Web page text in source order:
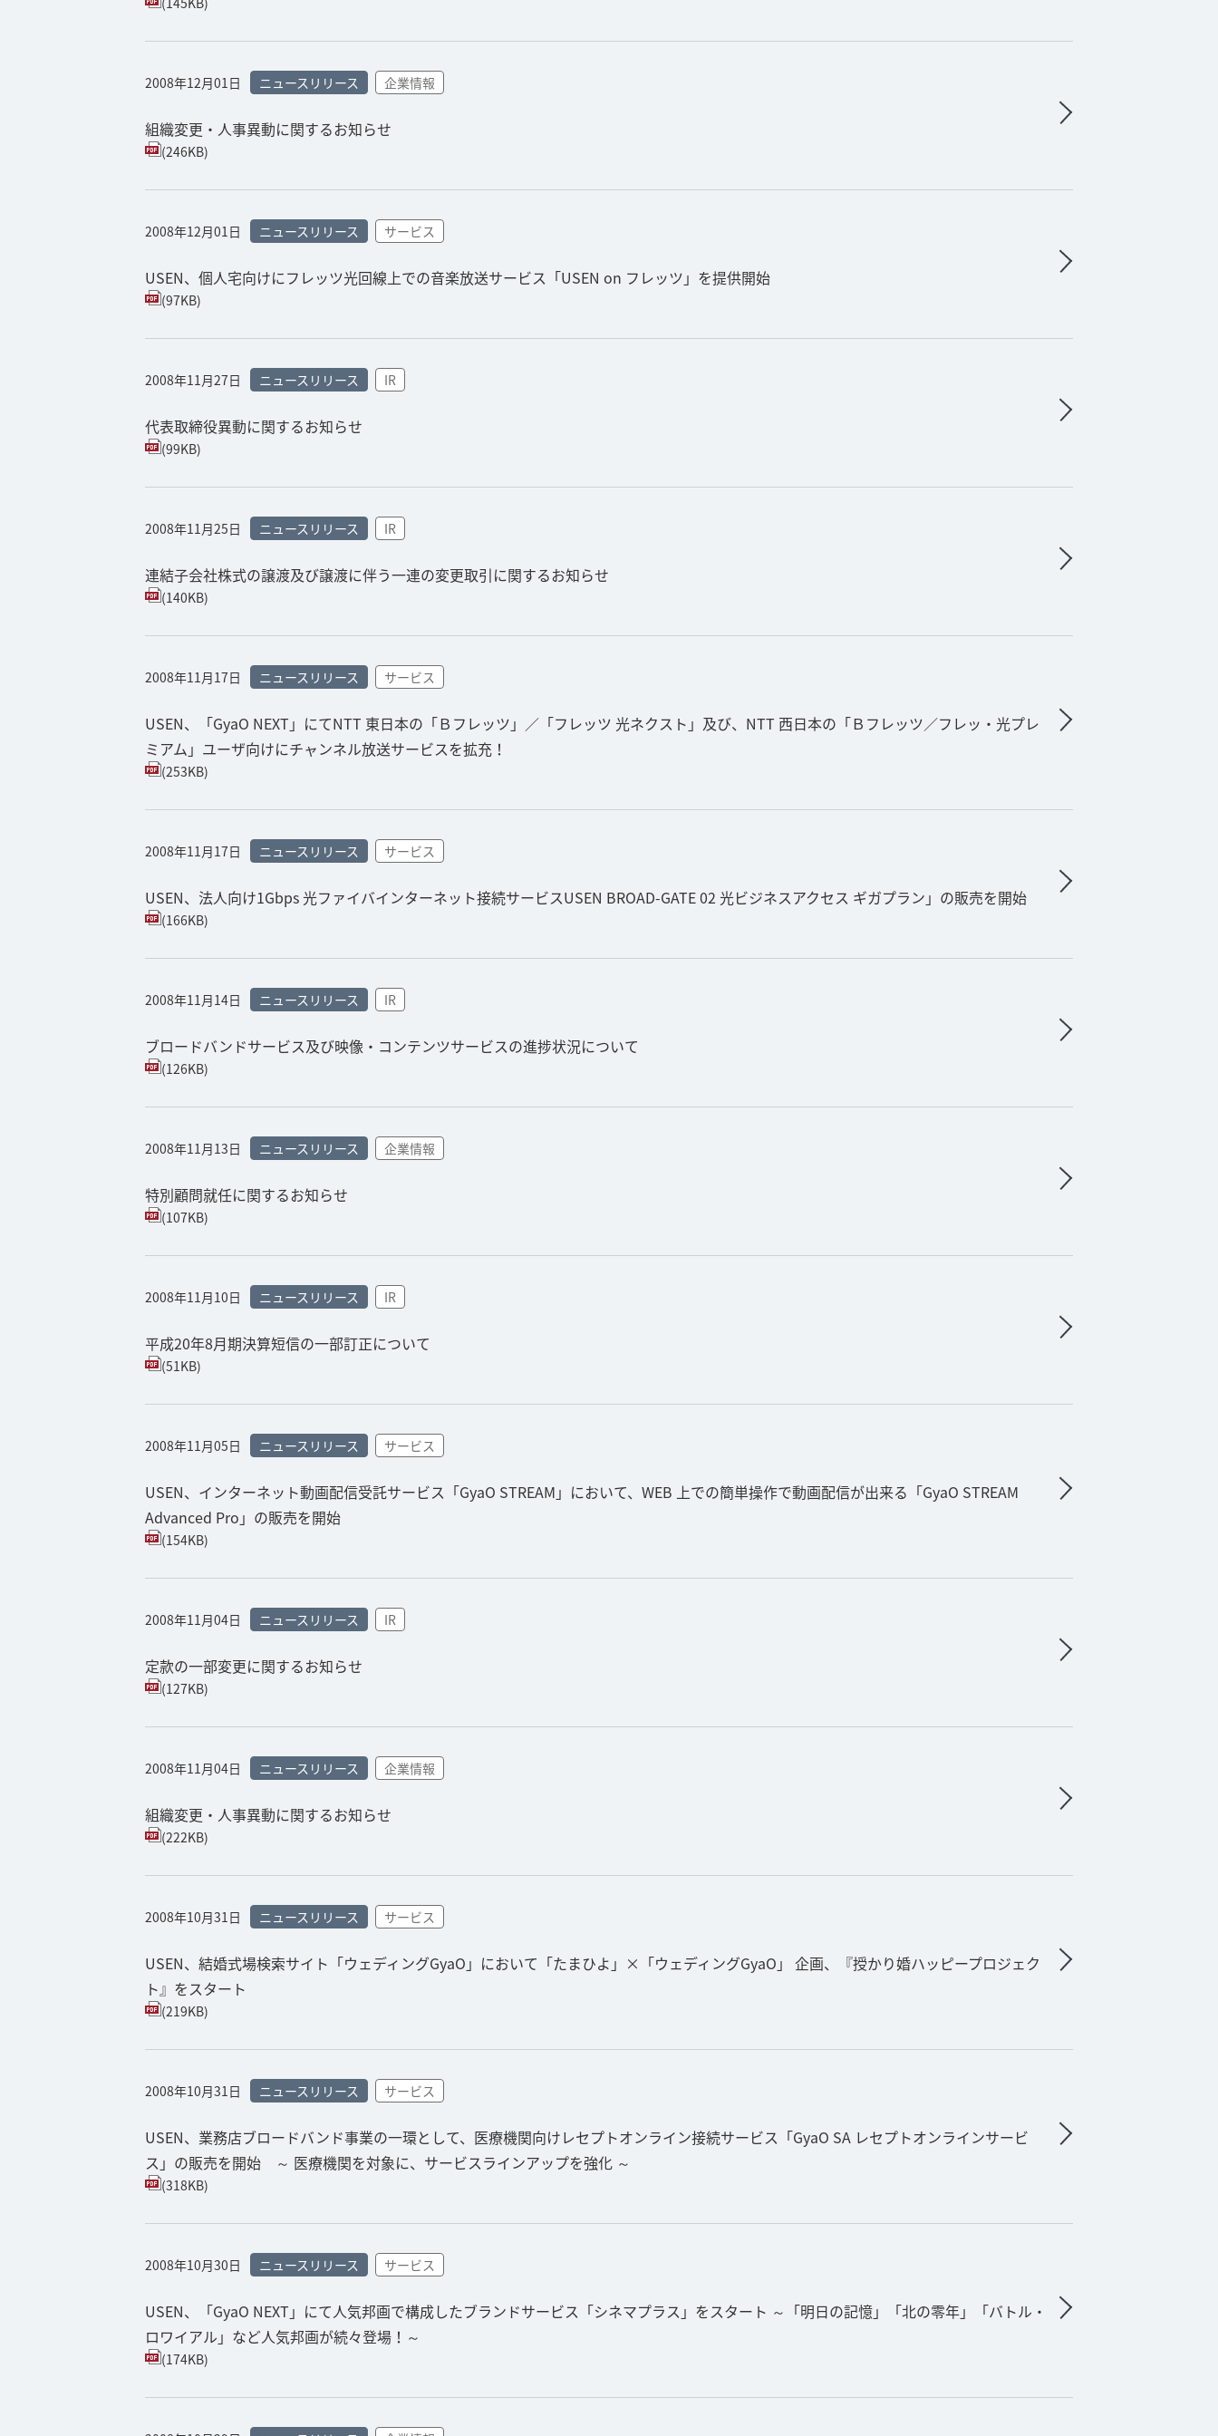
2008年12月01日 ニュースリリース 企業情報
組織変更・人事異動に関するお知らせ
(246KB)
2008年12月01日 ニュースリリース サービス
USEN、個人宅向けにフレッツ光回線上での音楽放送サービス「USEN on フレッツ」を提供開始
(97KB)
2008年11月27日 ニュースリリース IR
代表取締役異動に関するお知らせ
(99KB)
2008年11月25日 ニュースリリース IR
連結子会社株式の譲渡及び譲渡に伴う一連の変更取引に関するお知らせ
(140KB)
2008年11月17日 ニュースリリース サービス
USEN、「GyaO NEXT」にてNTT 東日本の「Ｂフレッツ」／「フレッツ 光ネクスト」及び、NTT 西日本の「Ｂフレッツ／フレッ・光プレ
ミアム」ユーザ向けにチャンネル放送サービスを拡充！
(253KB)
2008年11月17日 ニュースリリース サービス
USEN、法人向け1Gbps 光ファイバインターネット接続サービスUSEN BROAD-GATE 02 光ビジネスアクセス ギガプラン」の販売を開始
(166KB)
2008年11月14日 ニュースリリース IR
ブロードバンドサービス及び映像・コンテンツサービスの進捗状況について
(126KB)
2008年11月13日 ニュースリリース 企業情報
特別顧問就任に関するお知らせ
(107KB)
2008年11月10日 ニュースリリース IR
平成20年8月期決算短信の一部訂正について
(51KB)
2008年11月05日 ニュースリリース サービス
USEN、インターネット動画配信受託サービス「GyaO STREAM」において、WEB 上での簡単操作で動画配信が出来る「GyaO STREAM
Advanced Pro」の販売を開始
(154KB)
2008年11月04日 ニュースリリース IR
定款の一部変更に関するお知らせ
(127KB)
2008年11月04日 ニュースリリース 企業情報
組織変更・人事異動に関するお知らせ
(222KB)
2008年10月31日 ニュースリリース サービス
USEN、結婚式場検索サイト「ウェディングGyaO」において「たまひよ」×「ウェディングGyaO」 企画、『授かり婚ハッピープロジェク
ト』をスタート
(219KB)
2008年10月31日 ニュースリリース サービス
USEN、業務店ブロードバンド事業の一環として、医療機関向けレセプトオンライン接続サービス「GyaO SA レセプトオンラインサービ
ス」の販売を開始 ～ 医療機関を対象に、サービスラインアップを強化 ～
(318KB)
2008年10月30日 ニュースリリース サービス
USEN、「GyaO NEXT」にて人気邦画で構成したブランドサービス「シネマプラス」をスタート ～「明日の記憶」「北の零年」「バトル・
ロワイアル」など人気邦画が続々登場！～
(174KB)